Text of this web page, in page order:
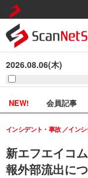
2026.08.06(木)
NEW! 会員記事
新エフエイコ
報外部流出に
インシデント・事故 イン